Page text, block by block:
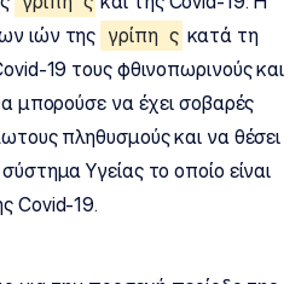
ιών της γρίπη ς κατά τη
19 τους φθινοπωρινούς και
μπορούσε να έχει σοβαρές
πληθυσμούς και να θέσει
Υγείας το οποίο είναι
Covid-19.